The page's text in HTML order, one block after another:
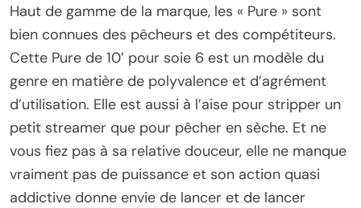
Haut de gamme de la marque, les « Pure » sont
bien connues des pêcheurs et des compétiteurs.
Cette Pure de 10’ pour soie 6 est un modèle du
genre en matière de polyvalence et d’agrément
d’utilisation. Elle est aussi à l’aise pour stripper un
petit streamer que pour pêcher en sèche. Et ne
vous fiez pas à sa relative douceur, elle ne manque
vraiment pas de puissance et son action quasi
addictive donne envie de lancer et de lancer